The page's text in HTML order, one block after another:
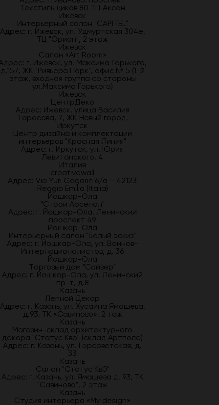
Текстильщиков 80 ТЦ Аксон
Ижевск
Интерьерный салон "CAPITEL"
Адрес: г. Ижевск, ул. Удмуртская 304е,
ТЦ "Орион", 2 этаж
Ижевск
Салон «Art Room»
г. Ижевск, ул. Максима Горького,
д.157, ЖК "Ривьера Парк", офис № 5 (1-й
этаж, входная группа со стороны
ул.Максима Горького)
Ижевск
ЦентрДеко
Адрес: Ижевск, улица Василия
Тарасова, 7, ЖК Новый город.
Иркутск
Центр дизайна и комплектации
интерьеров "Красная Линия"
Адрес: г. Иркутск, ул. Юрия
Левитанского, 4
Италия
creativewall
Адрес: Via Yuri Gagarin 6/a – 42123
Reggio Emilia (Italia)
Йошкар-Ола
"Строй Арсенал"
Адрес: г. Йошкар-Ола, Ленинский
проспект 49
Йошкар-Ола
Интерьерный салон "Белый эскиз"
Адрес: г. Йошкар-Ола, ул. Воинов-
Интернационалистов, д. 36
Йошкар-Ола
Торговый дом "Сайвер"
Адрес: г. Йошкар-Ола, ул. Ленинский
пр-т, д.8
Казань
Лепной Декор
Адрес: г. Казань, ул. Хусаина Ямашева,
д.93, ТК «Савиново», 2 таж
Казань
Магазин-склад архитектурного
декора "Статус Кво" (склад Артполе)
Адрес: г. Казань, ул. Горсоветская, д.
33
Казань
Салон "Статус Кв0"
Адрес: г. Казань, ул. Ямашева д. 93, ТК
"Савиново", 2 этаж
Казань
Студия интерьера «My design»